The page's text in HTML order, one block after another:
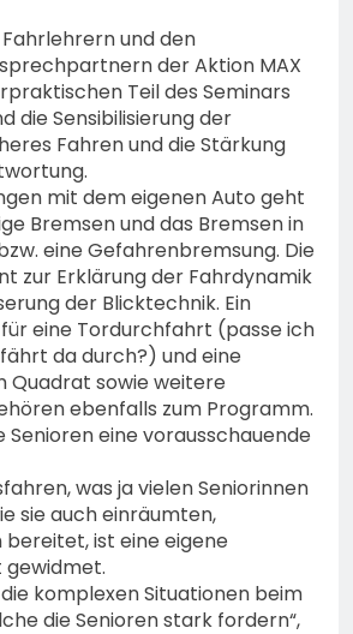
und den
der Aktion MAX
Teil des Seminars
die Sensibilisierung der
Fahren und die Stärkung
mit dem eigenen Auto geht
Bremsen und das Bremsen in
eine Gefahrenbremsung. Die
zur Erklärung der Fahrdynamik
der Blicktechnik. Ein
eine Tordurchfahrt (passe ich
da durch?) und eine
Quadrat sowie weitere
ebenfalls zum Programm.
Senioren eine vorausschauende
was ja vielen Seniorinnen
sie auch einräumten,
ist eine eigene
gewidmet.
die komplexen Situationen beim
die Senioren stark fordern“,